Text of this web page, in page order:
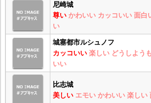
尼崎城
尊い かわいい カッコいい 面白
い
城塞都市ルシュノフ
カッコいい 楽しい どうしよう
いい
比志城
美しい エモい かわいい 楽しい